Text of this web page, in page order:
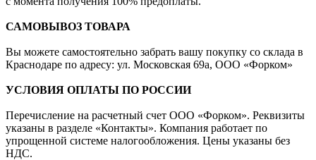
САМОВЫВОЗ ТОВАРА
Вы можете самостоятельно забрать вашу покупку со склада в
Краснодаре по адресу: ул. Московская 69а, ООО «Форком»
УСЛОВИЯ ОПЛАТЫ ПО РОССИИ
Перечисление на расчетный счет ООО «Форком». Реквизиты
указаны в разделе «Контакты». Компания работает по
упрощенной системе налогообложения. Цены указаны без
НДС.